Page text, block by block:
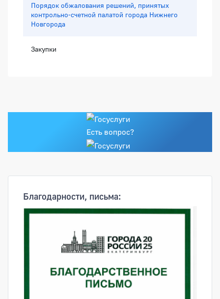
Порядок обжалования решений, принятых
контрольно-счетной палатой города Нижнего
Новгорода
Закупки
Есть вопрос?
Благодарности, письма: